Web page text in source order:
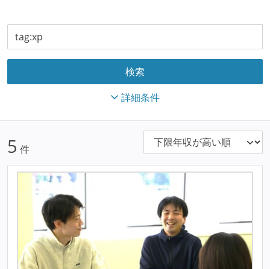
詳細条件
5 件